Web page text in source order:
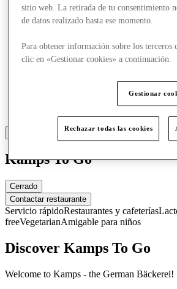
Kamps To Go
Cerrado
Contactar restaurante
Servicio rápidoRestaurantes y cafeterías
freeVegetarianAmigable para niños
Discover Kamps To Go
Welcome to Kamps - the German Bäckerei!
sitio web. La retirada de tu consentimiento
de datos realizado hasta ese momento.
Para obtener información sobre los terceros
clic en «Gestionar cookies» a continuación.
Gestionar
Rechazar todas las cookies